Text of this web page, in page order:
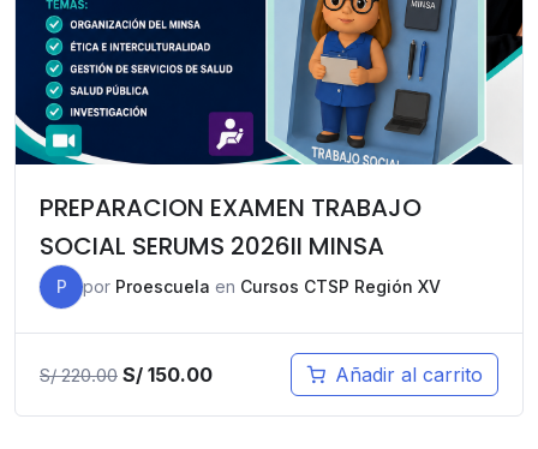
PREPARACION EXAMEN TRABAJO
SOCIAL SERUMS 2026II MINSA
P por Proescuela en Cursos CTSP Región XV
S/220.00 El
S/ 150.00El
Añadir al carrito